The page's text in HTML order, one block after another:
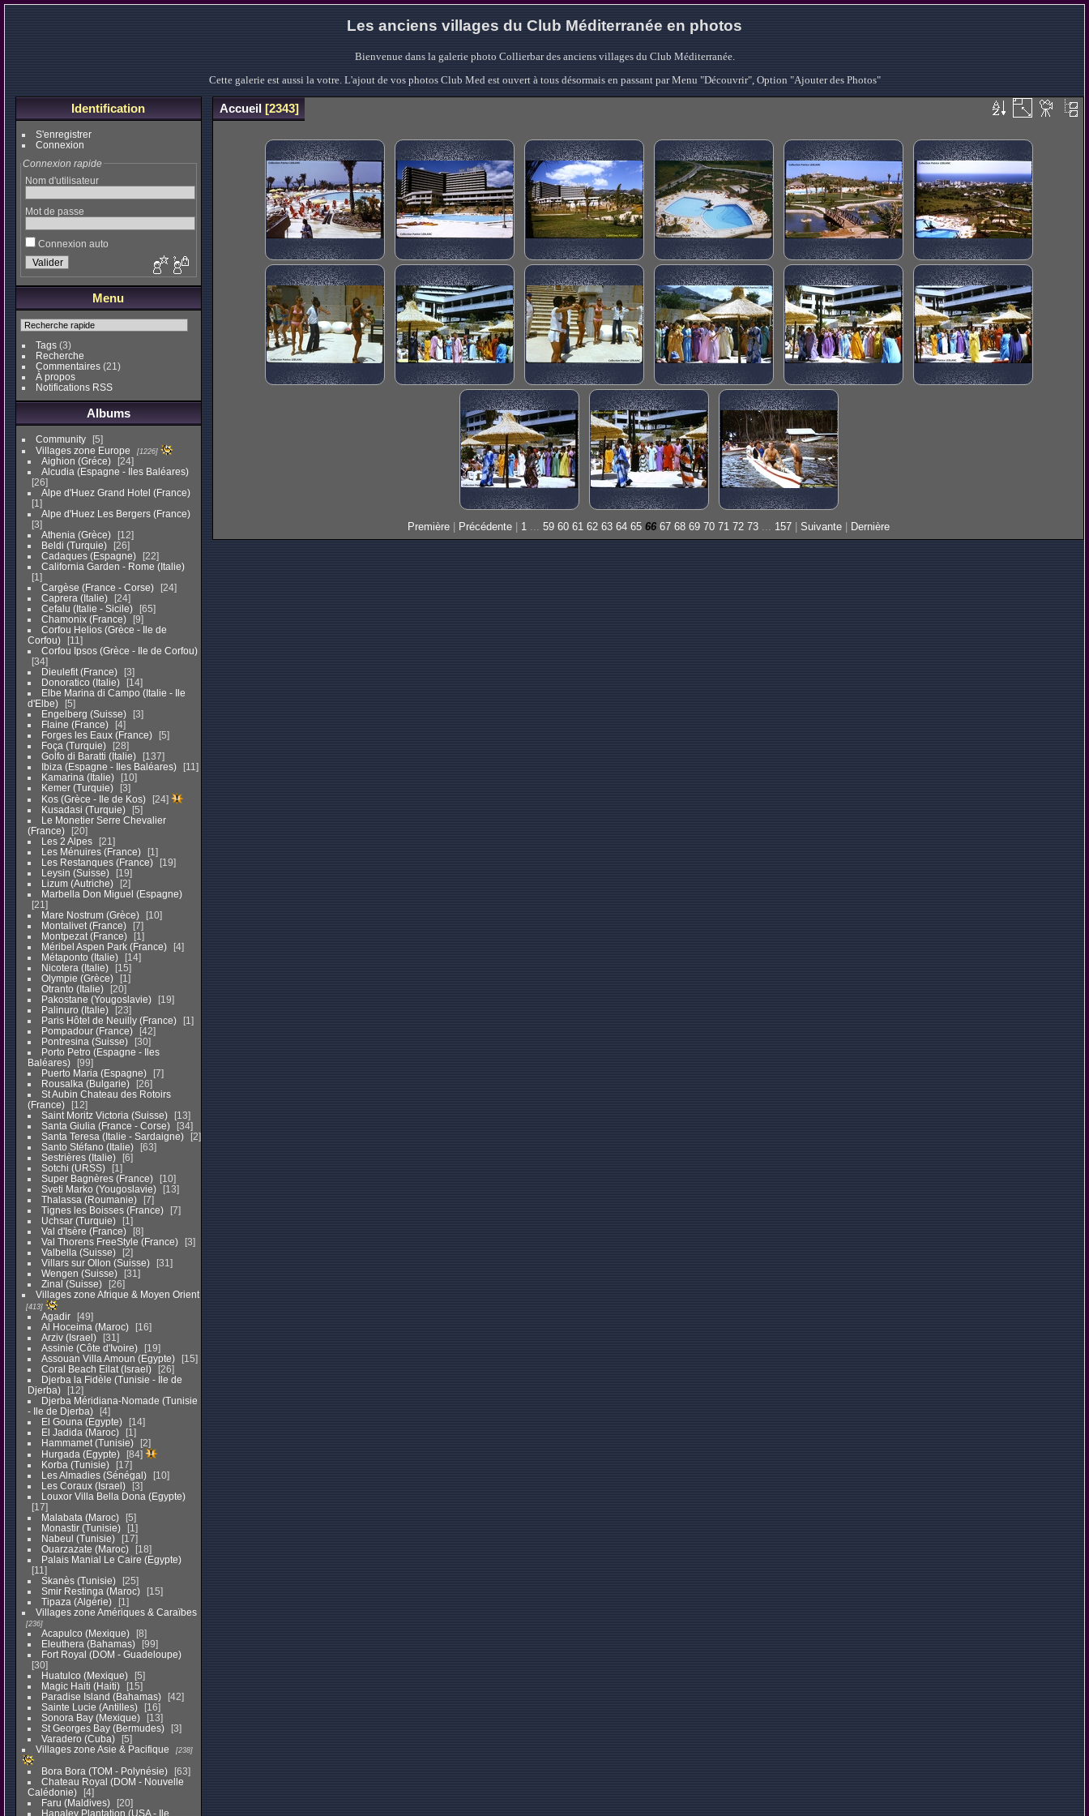
Les anciens villages du Club Méditerranée en photos
Bienvenue dans la galerie photo Collierbar des anciens villages du Club Méditerranée.
Cette galerie est aussi la votre. L'ajout de vos photos Club Med est ouvert à tous désormais en passant par Menu "Découvrir", Option "Ajouter des Photos"
Identification
S'enregistrer
Connexion
Connexion rapide
Nom d'utilisateur
Mot de passe
Connexion auto
Menu
Tags(3)
Recherche
Commentaires(21)
À propos
Notifications RSS
Albums
Community
5
Villages zone Europe
1226
Aighion (Gréce)
24
Alcudia (Espagne - Iles Baléares)
26
Alpe d'Huez Grand Hotel (France)
1
Alpe d'Huez Les Bergers (France)
3
Athenia (Grèce)
12
Beldi (Turquie)
26
Cadaques (Espagne)
22
California Garden - Rome (Italie)
1
Cargèse (France - Corse)
24
Caprera (Italie)
24
Cefalu (Italie - Sicile)
65
Chamonix (France)
9
Corfou Helios (Grèce - Ile de
Corfou)
11
Corfou Ipsos (Grèce - Ile de Corfou)
34
Dieulefit (France)
3
Donoratico (Italie)
14
Elbe Marina di Campo (Italie - Ile
d'Elbe)
5
Engelberg (Suisse)
3
Flaine (France)
4
Forges les Eaux (France)
5
Foça (Turquie)
28
Golfo di Baratti (Italie)
137
Ibiza (Espagne - Iles Baléares)
11
Kamarina (Italie)
10
Kemer (Turquie)
3
Kos (Grèce - Ile de Kos)
24
Kusadasi (Turquie)
5
Le Monetier Serre Chevalier
(France)
20
Les 2 Alpes
21
Les Ménuires (France)
1
Les Restanques (France)
19
Leysin (Suisse)
19
Lizum (Autriche)
2
Marbella Don Miguel (Espagne)
21
Mare Nostrum (Grèce)
10
Montalivet (France)
7
Montpezat (France)
1
Méribel Aspen Park (France)
4
Métaponto (Italie)
14
Nicotera (Italie)
15
Olympie (Grèce)
1
Otranto (Italie)
20
Pakostane (Yougoslavie)
19
Palinuro (Italie)
23
Paris Hôtel de Neuilly (France)
1
Pompadour (France)
42
Pontresina (Suisse)
30
Porto Petro (Espagne - Iles
Baléares)
99
Puerto Maria (Espagne)
7
Rousalka (Bulgarie)
26
St Aubin Chateau des Rotoirs
(France)
12
Saint Moritz Victoria (Suisse)
13
Santa Giulia (France - Corse)
34
Santa Teresa (Italie - Sardaigne)
2
Santo Stéfano (Italie)
63
Sestrières (Italie)
6
Sotchi (URSS)
1
Super Bagnères (France)
10
Sveti Marko (Yougoslavie)
13
Thalassa (Roumanie)
7
Tignes les Boisses (France)
7
Uchsar (Turquie)
1
Val d'Isère (France)
8
Val Thorens FreeStyle (France)
3
Valbella (Suisse)
2
Villars sur Ollon (Suisse)
31
Wengen (Suisse)
31
Zinal (Suisse)
26
Villages zone Afrique & Moyen Orient
413
Agadir
49
Al Hoceima (Maroc)
16
Arziv (Israel)
31
Assinie (Côte d'Ivoire)
19
Assouan Villa Amoun (Egypte)
15
Coral Beach Eilat (Israel)
26
Djerba la Fidèle (Tunisie - Ile de
Djerba)
12
Djerba Méridiana-Nomade (Tunisie
- Ile de Djerba)
4
El Gouna (Egypte)
14
El Jadida (Maroc)
1
Hammamet (Tunisie)
2
Hurgada (Egypte)
84
Korba (Tunisie)
17
Les Almadies (Sénégal)
10
Les Coraux (Israel)
3
Louxor Villa Bella Dona (Egypte)
17
Malabata (Maroc)
5
Monastir (Tunisie)
1
Nabeul (Tunisie)
17
Ouarzazate (Maroc)
18
Palais Manial Le Caire (Egypte)
11
Skanès (Tunisie)
25
Smir Restinga (Maroc)
15
Tipaza (Algérie)
1
Villages zone Amériques & Caraïbes
236
Acapulco (Mexique)
8
Eleuthera (Bahamas)
99
Fort Royal (DOM - Guadeloupe)
30
Huatulco (Mexique)
5
Magic Haiti (Haiti)
15
Paradise Island (Bahamas)
42
Sainte Lucie (Antilles)
16
Sonora Bay (Mexique)
13
St Georges Bay (Bermudes)
3
Varadero (Cuba)
5
Villages zone Asie & Pacifique
238
Bora Bora (TOM - Polynésie)
63
Chateau Royal (DOM - Nouvelle
Calédonie)
4
Faru (Maldives)
20
Hanaley Plantation (USA - Ile
Accueil 2343
Première| Précédente| 1... 59 60 61 62 63 64 65 66 67 68 69 70 71 72 73... 157 Suivante Dernière